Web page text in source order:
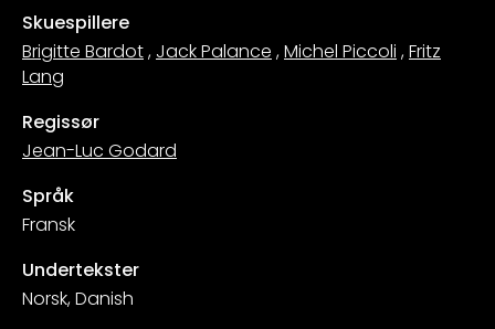
Skuespillere
Brigitte Bardot, Jack Palance ,Michel Piccoli ,Fritz
Lang
Regissør
Jean-Luc Godard
Språk
Fransk
Undertekster
Norsk, Danish